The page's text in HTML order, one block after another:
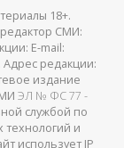
18+.
СМИ:
E-mail:
Адрес редакции:
издание
ЭЛ № ФС 77 -
службой по
и
использует IP